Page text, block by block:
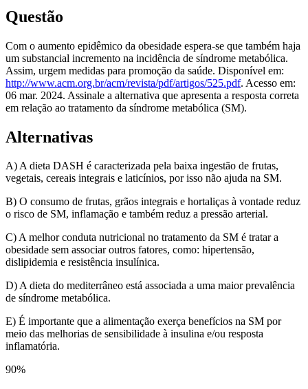
Questão
Com o aumento epidêmico da obesidade espera-se que também haja
um substancial incremento na incidência de síndrome metabólica.
Assim, urgem medidas para promoção da saúde. Disponível em:
http://www.acm.org.br/acm/revista/pdf/artigos/525.pdf. Acesso em:
06 mar. 2024. Assinale a alternativa que apresenta a resposta correta
em relação ao tratamento da síndrome metabólica (SM).
Alternativas
A) A dieta DASH é caracterizada pela baixa ingestão de frutas,
vegetais, cereais integrais e laticínios, por isso não ajuda na SM.
B) O consumo de frutas, grãos integrais e hortaliças à vontade reduz
o risco de SM, inflamação e também reduz a pressão arterial.
C) A melhor conduta nutricional no tratamento da SM é tratar a
obesidade sem associar outros fatores, como: hipertensão,
dislipidemia e resistência insulínica.
D) A dieta do mediterrâneo está associada a uma maior prevalência
de síndrome metabólica.
E) É importante que a alimentação exerça benefícios na SM por
meio das melhorias de sensibilidade à insulina e/ou resposta
inflamatória.
90%